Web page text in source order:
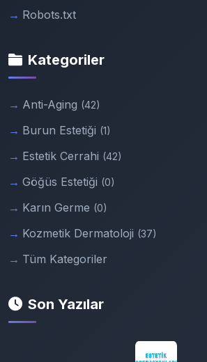
Robots.txt
Kategoriler
Anti-Aging (42)
Burun Estetiği (1)
Estetik Cerrahi (42)
Göğüs Estetiği (0)
Karın Germe (0)
Kozmetik Dermatoloji (37)
Tüm Kategoriler
Son Yazılar